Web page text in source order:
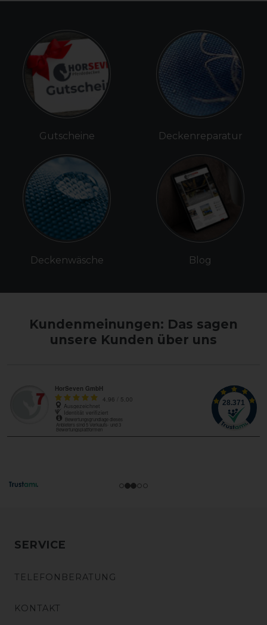
Gutscheine
Deckenwäsche
Deckenreparatur
Blog
Kundenmeinungen: Das sagen
unsere Kunden über uns
SERVICE
TELEFONBERATUNG
KONTAKT